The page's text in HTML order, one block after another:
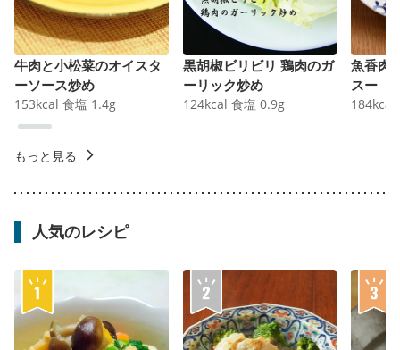
牛肉と小松菜のオイスタ
ーソース炒め
153kcal 食塩 1.4g
黒胡椒ビリビリ 鶏肉のガ
ーリック炒め
124kcal 食塩 0.9g
魚香肉
スー
184kcal
もっと見る
人気のレシピ